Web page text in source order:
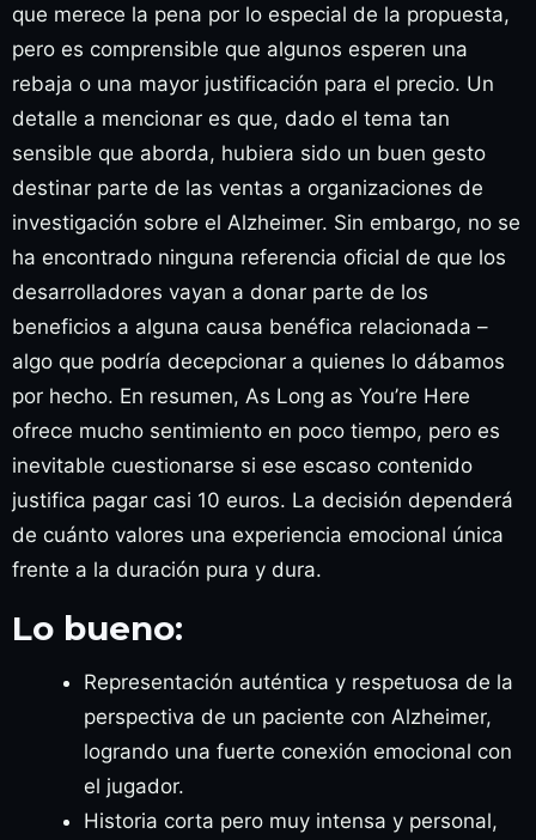
que merece la pena por lo especial de la propuesta,
pero es comprensible que algunos esperen una
rebaja o una mayor justificación para el precio. Un
detalle a mencionar es que, dado el tema tan
sensible que aborda, hubiera sido un buen gesto
destinar parte de las ventas a organizaciones de
investigación sobre el Alzheimer. Sin embargo, no se
ha encontrado ninguna referencia oficial de que los
desarrolladores vayan a donar parte de los
beneficios a alguna causa benéfica relacionada –
algo que podría decepcionar a quienes lo dábamos
por hecho. En resumen, As Long as You’re Here
ofrece mucho sentimiento en poco tiempo, pero es
inevitable cuestionarse si ese escaso contenido
justifica pagar casi 10 euros. La decisión dependerá
de cuánto valores una experiencia emocional única
frente a la duración pura y dura.
Lo bueno:
Representación auténtica y respetuosa de la
perspectiva de un paciente con Alzheimer,
logrando una fuerte conexión emocional con
el jugador.
Historia corta pero muy intensa y personal,